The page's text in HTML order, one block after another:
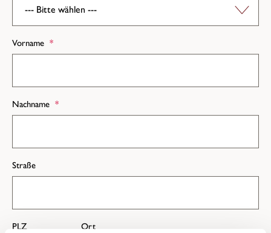
Vorname *
Nachname *
Straße
PLZ Ort